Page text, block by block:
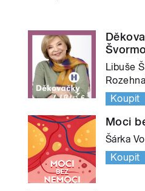
Libuše
Rozehnal
Koupit
Moci
Šárka
Koupit